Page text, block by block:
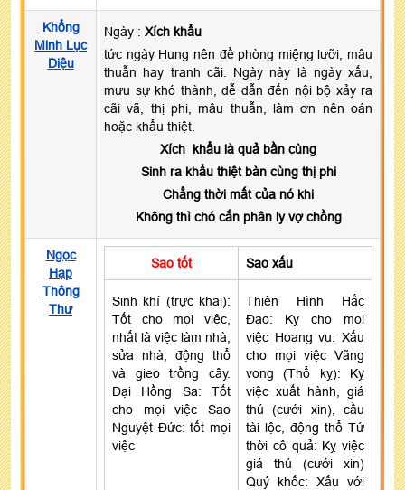
Khổng
Minh Lục
Diệu
Ngày : Xích khẩu
tức ngày Hung nên đề phòng miệng lưỡi, mâu
thuẫn hay tranh cãi. Ngày này là ngày xấu,
mưu sự khó thành, dễ dẫn đến nội bộ xảy ra
cãi vã, thị phi, mâu thuẫn, làm ơn nên oán
hoặc khẩu thiệt.
Xích khẩu là quả bần cùng
Sinh ra khẩu thiệt bàn cùng thị phi
Chẳng thời mất của nó khi
Không thì chó cắn phân ly vợ chồng
Ngọc
Hạp
Thông
Thư
Sao tốt Sao xấu
Sinh khí (trực khai):
Tốt cho mọi việc,
nhất là việc làm nhà,
sửa nhà, động thổ
và gieo trồng cây.
Đại Hồng Sa: Tốt
cho mọi việc Sao
Nguyệt Đức: tốt mọi
việc
Thiên Hình Hắc
Đạo: Kỵ cho mọi
việc Hoang vu: Xấu
cho mọi việc Vãng
vong (Thổ kỵ): Kỵ
việc xuất hành, giá
thú (cưới xin), cầu
tài lộc, động thổ Tứ
thời cô quả: Kỵ việc
giá thú (cưới xin)
Quỷ khốc: Xấu với